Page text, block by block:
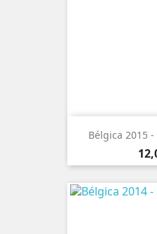
Bélgica 2015